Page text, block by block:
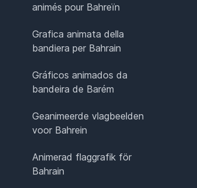
animés pour Bahreïn
Grafica animata della
bandiera per Bahrain
Gráficos animados da
bandeira de Barém
Geanimeerde vlagbeelden
voor Bahrein
Animerad flaggrafik för
Bahrain